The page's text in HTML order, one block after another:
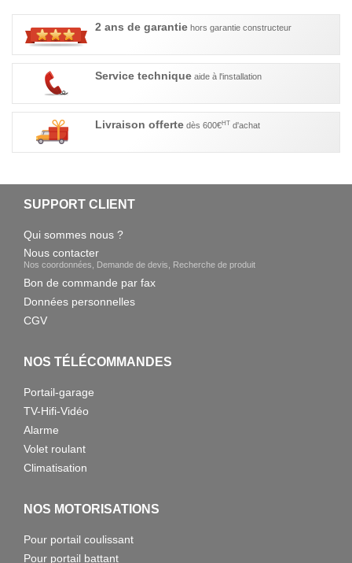
2 ans de garantie hors garantie constructeur
Service technique aide à l'installation
Livraison offerte dès 600€HT d'achat
SUPPORT CLIENT
Qui sommes nous ?
Nous contacter
Nos coordonnées, Demande de devis, Recherche de produit
Bon de commande par fax
Données personnelles
CGV
NOS TÉLÉCOMMANDES
Portail-garage
TV-Hifi-Vidéo
Alarme
Volet roulant
Climatisation
NOS MOTORISATIONS
Pour portail coulissant
Pour portail battant